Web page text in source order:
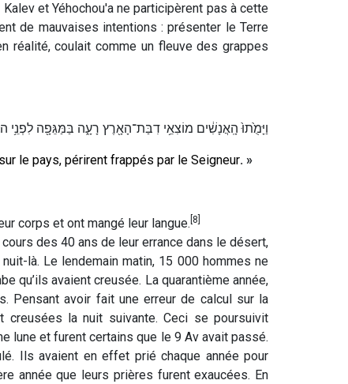
et Yéhochou'a ne participèrent pas à cette
de mauvaises intentions : présenter le Terre
réalité, coulait comme un fleuve des grappes
וַיָּמֻ֙תוּ֙ הָֽאֲנָשִׁ֔ים מוֹצִאֵ֥י דִבַּת־הָאָ֖רֶץ רָעָ֑ה בַּמַּגֵּפָ֖ה לִפְנֵ֥י
le pays, périrent frappés par le Seigneur. »
corps et ont mangé leur langue. [8]
des 40 ans de leur errance dans le désert,
là. Le lendemain matin, 15 000 hommes ne
qu’ils avaient creusée. La quarantième année,
Pensant avoir fait une erreur de calcul sur la
la nuit suivante. Ceci se poursuivit
lune et furent certains que le 9 Av avait passé.
Ils avaient en effet prié chaque année pour
année que leurs prières furent exaucées. En